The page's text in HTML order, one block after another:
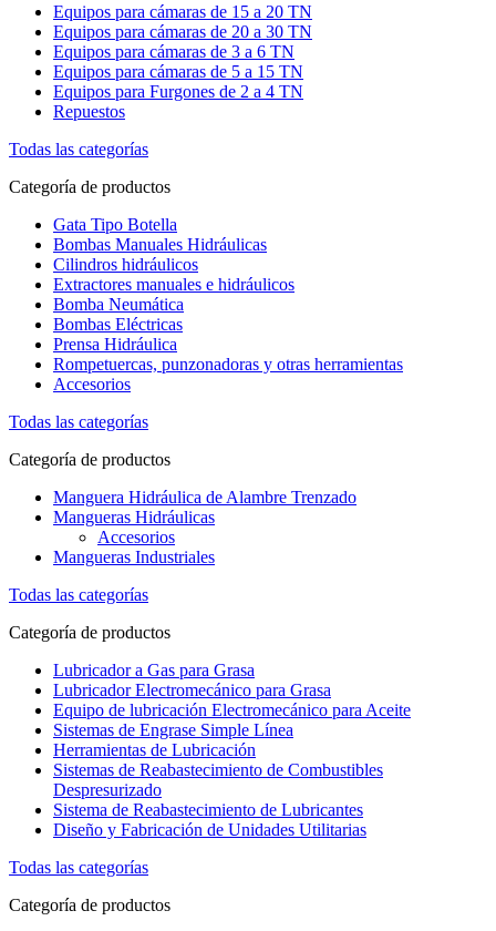
Equipos para cámaras de 15 a 20 TN
Equipos para cámaras de 20 a 30 TN
Equipos para cámaras de 3 a 6 TN
Equipos para cámaras de 5 a 15 TN
Equipos para Furgones de 2 a 4 TN
Repuestos
Todas las categorías
Categoría de productos
Gata Tipo Botella
Bombas Manuales Hidráulicas
Cilindros hidráulicos
Extractores manuales e hidráulicos
Bomba Neumática
Bombas Eléctricas
Prensa Hidráulica
Rompetuercas, punzonadoras y otras herramientas
Accesorios
Todas las categorías
Categoría de productos
Manguera Hidráulica de Alambre Trenzado
Mangueras Hidráulicas
Accesorios
Mangueras Industriales
Todas las categorías
Categoría de productos
Lubricador a Gas para Grasa
Lubricador Electromecánico para Grasa
Equipo de lubricación Electromecánico para Aceite
Sistemas de Engrase Simple Línea
Herramientas de Lubricación
Sistemas de Reabastecimiento de Combustibles
Despresurizado
Sistema de Reabastecimiento de Lubricantes
Diseño y Fabricación de Unidades Utilitarias
Todas las categorías
Categoría de productos